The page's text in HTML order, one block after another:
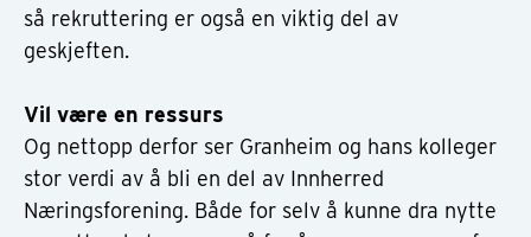
så rekruttering er også en viktig del av
geskjeften.
Vil være en ressurs
Og nettopp derfor ser Granheim og hans kolleger
stor verdi av å bli en del av Innherred
Næringsforening. Både for selv å kunne dra nytte